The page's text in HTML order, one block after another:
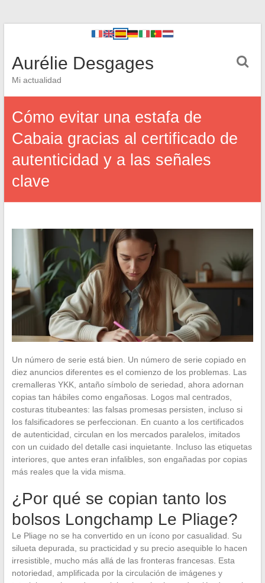
Aurélie Desgages
Mi actualidad
Cómo evitar una estafa de
Cabaia gracias al certificado de
autenticidad y a las señales
clave
Un número de serie está bien. Un número de serie copiado en
diez anuncios diferentes es el comienzo de los problemas. Las
cremalleras YKK, antaño símbolo de seriedad, ahora adornan
copias tan hábiles como engañosas. Logos mal centrados,
costuras titubeantes: las falsas promesas persisten, incluso si
los falsificadores se perfeccionan. En cuanto a los certificados
de autenticidad, circulan en los mercados paralelos, imitados
con un cuidado del detalle casi inquietante. Incluso las etiquetas
interiores, que antes eran infalibles, son engañadas por copias
más reales que la vida misma.
¿Por qué se copian tanto los
bolsos Longchamp Le Pliage?
Le Pliage no se ha convertido en un ícono por casualidad. Su
silueta depurada, su practicidad y su precio asequible lo hacen
irresistible, mucho más allá de las fronteras francesas. Esta
notoriedad, amplificada por la circulación de imágenes y